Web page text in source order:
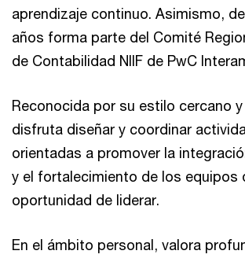
aprendizaje continuo. Asimismo,
años forma parte del Comité
de Contabilidad NIIF de PwC
Reconocida por su estilo cercano
disfruta diseñar y coordinar
orientadas a promover la
y el fortalecimiento de los equipos
oportunidad de liderar.
En el ámbito personal, valora